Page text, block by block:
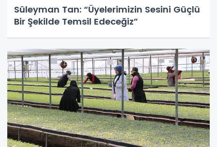
Süleyman Tan: “Üyelerimizin Sesini Güçlü
Bir Şekilde Temsil Edeceğiz”